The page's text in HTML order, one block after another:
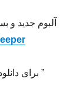
آلبوم جدید و
” برای